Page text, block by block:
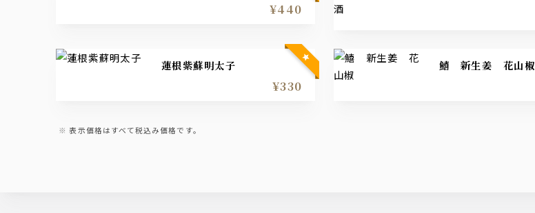
¥440
蓮根紫蘇明太子
¥330
鱚 新生姜 花山椒
表示価格はすべて税込み価格です。